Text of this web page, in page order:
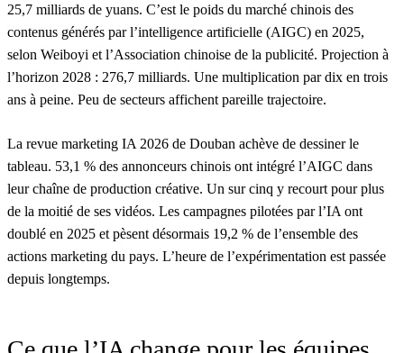
25,7 milliards de yuans. C’est le poids du marché chinois des
contenus générés par l’intelligence artificielle (AIGC) en 2025,
selon Weiboyi et l’Association chinoise de la publicité. Projection à
l’horizon 2028 : 276,7 milliards. Une multiplication par dix en trois
ans à peine. Peu de secteurs affichent pareille trajectoire.
La revue marketing IA 2026 de Douban achève de dessiner le
tableau. 53,1 % des annonceurs chinois ont intégré l’AIGC dans
leur chaîne de production créative. Un sur cinq y recourt pour plus
de la moitié de ses vidéos. Les campagnes pilotées par l’IA ont
doublé en 2025 et pèsent désormais 19,2 % de l’ensemble des
actions marketing du pays. L’heure de l’expérimentation est passée
depuis longtemps.